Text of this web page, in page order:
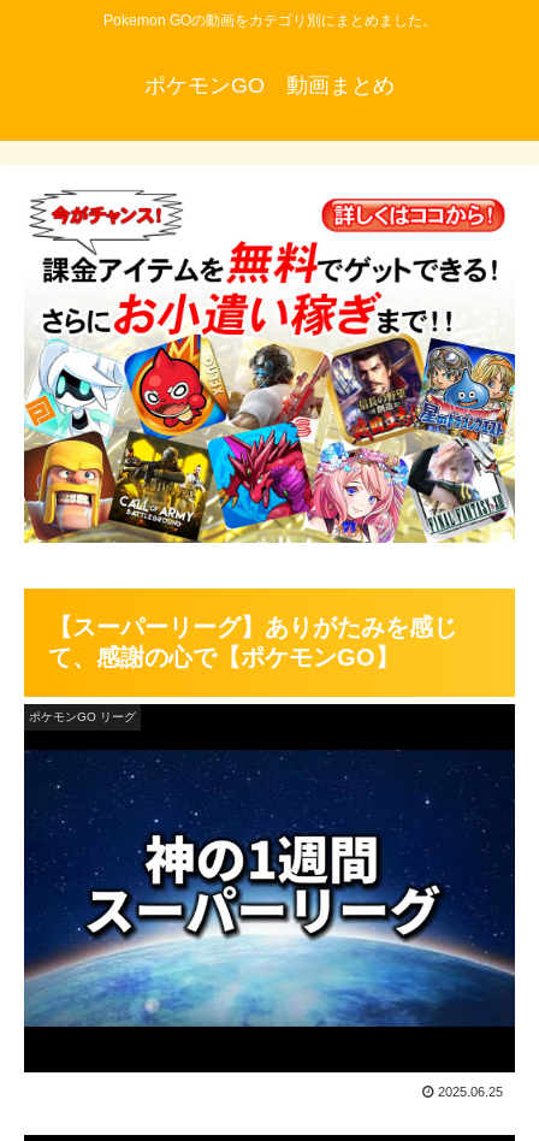
Pokemon GOの動画をカテゴリ別にまとめました。
ポケモンGO 動画まとめ
【スーパーリーグ】ありがたみを感じ
て、感謝の心で【ポケモンGO】
ポケモンGO リーグ
2025.06.25